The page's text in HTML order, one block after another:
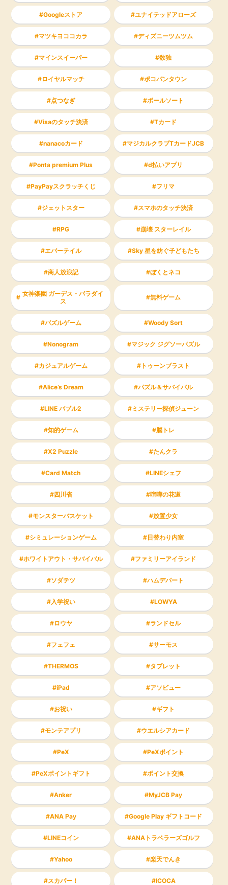
Googleストア ユナイテッドアローズ
マツキヨココカラ ディズニーツムツム
マインスイーパー 数独
ロイヤルマッチ ポコパンタウン
点つなぎ ボールソート
Visaのタッチ決済 Tカード
nanacoカード マジカルクラブTカードJCB
Ponta premium Plus d払いアプリ
PayPayスクラッチくじ フリマ
ジェットスター スマホのタッチ決済
RPG 崩壊 スターレイル
エバーテイル Sky 星を紡ぐ子どもたち
商人放浪記 ぼくとネコ
女神楽園 ガーデス・パラダイ
ス
無料ゲーム
パズルゲーム Woody Sort
Nonogram マジック ジグソーパズル
カジュアルゲーム トゥーンブラスト
Alice’s Dream パズル＆サバイバル
LINE バブル2 ミステリー探偵ジューン
知的ゲーム 脳トレ
X2 Puzzle たんクラ
Card Match LINEシェフ
四川省 喧嘩の花道
モンスターバスケット 放置少女
シミュレーションゲーム 日替わり内室
ホワイトアウト・サバイバル ファミリーアイランド
ソダテツ ハムデパート
入学祝い LOWYA
ロウヤ ランドセル
フェフェ サーモス
THERMOS タブレット
iPad アソビュー
お祝い ギフト
モンテアプリ ウエルシアカード
PeX PeXポイント
PeXポイントギフト ポイント交換
Anker MyJCB Pay
ANA Pay Google Play ギフトコード
LINEコイン ANAトラベラーズゴルフ
Yahoo 楽天でんき
スカパー！ ICOCA